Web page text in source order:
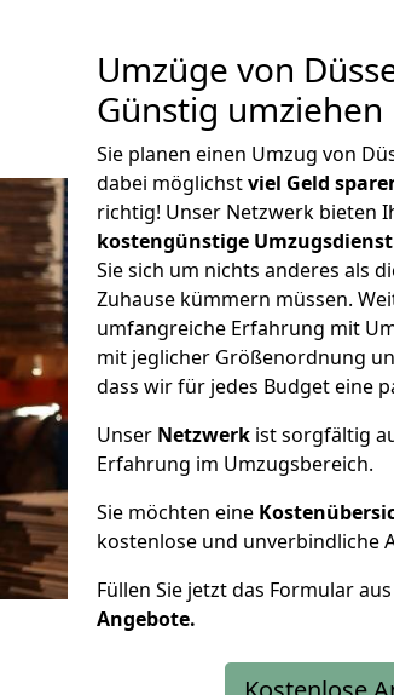
Umzüge von
Günstig umziehen
Sie planen einen Umzug von
dabei möglichstviel Geld
richtig! Unser Netzwerk bieten
kostengünstige
Sie sich um nichts anderes als
Zuhause kümmern müssen.
umfangreiche Erfahrung mit
mit jeglicher Größenordnung
dass wir für jedes Budget eine
Unser Netzwerk ist sorgfältig
Erfahrung im Umzugsbereich.
Sie möchten eine
kostenlose und unverbindliche
Füllen Sie jetzt das Formular
Angebote.